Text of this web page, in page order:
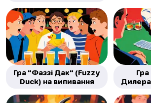
Гра "Фаззі Дак" (Fuzzy
Duck) на випивання